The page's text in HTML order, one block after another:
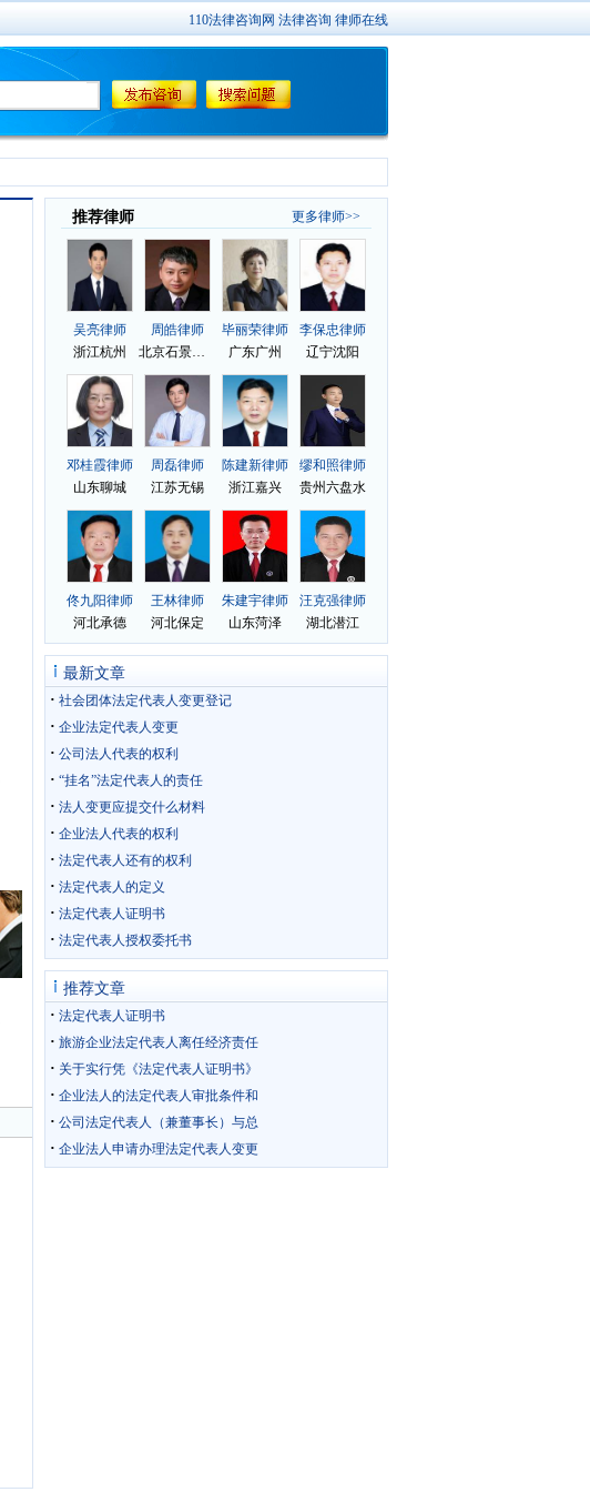
110法律咨询网 法律咨询 律师在线
最新文章
· 社会团体法定代表人变更登记
· 企业法定代表人变更
· 公司法人代表的权利
· “挂名”法定代表人的责任
· 法人变更应提交什么材料
· 企业法人代表的权利
· 法定代表人还有的权利
· 法定代表人的定义
· 法定代表人证明书
· 法定代表人授权委托书
推荐文章
· 法定代表人证明书
· 旅游企业法定代表人离任经济责任
· 关于实行凭《法定代表人证明书》
· 企业法人的法定代表人审批条件和
· 公司法定代表人（兼董事长）与总
· 企业法人申请办理法定代表人变更